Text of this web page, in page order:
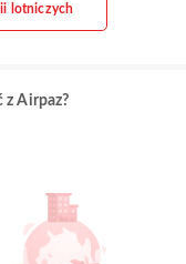
lotniczych
z Airpaz?